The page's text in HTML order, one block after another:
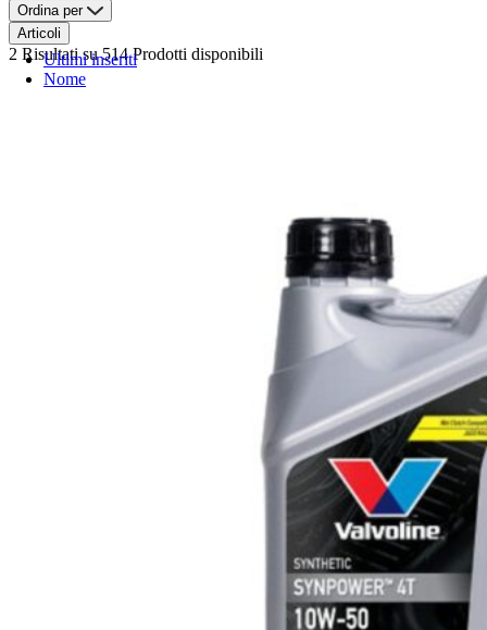
Ordina per
Ultimi inseriti
Nome
Articoli
2 Risultatisu 514 Prodotti disponibili